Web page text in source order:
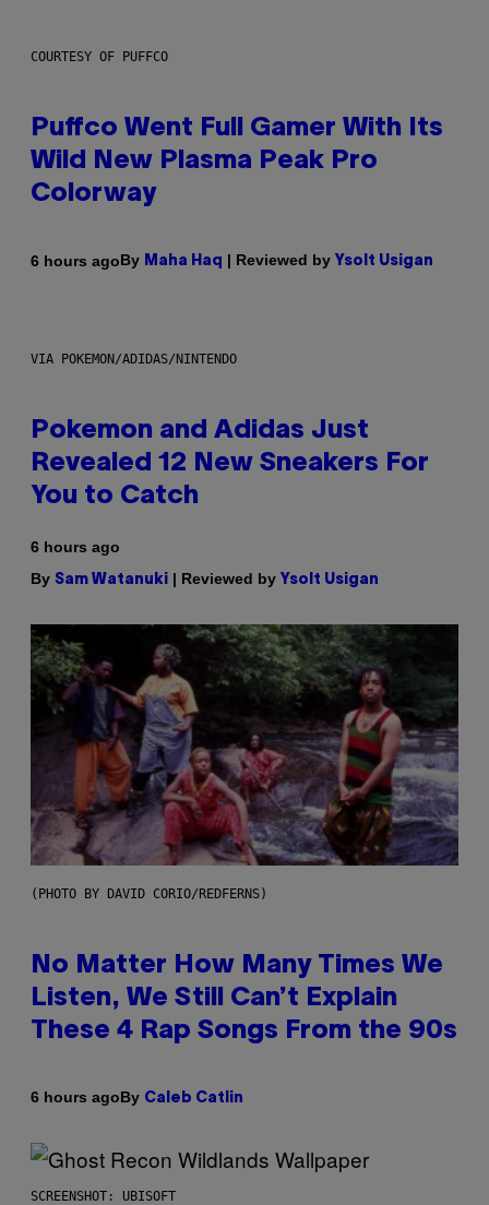
COURTESY OF PUFFCO
Puffco Went Full Gamer With Its
Wild New Plasma Peak Pro
Colorway
6 hours agoBy Maha Haq | Reviewed by Ysolt Usigan
VIA POKEMON/ADIDAS/NINTENDO
Pokemon and Adidas Just
Revealed 12 New Sneakers For
You to Catch
6 hours ago
By Sam Watanuki | Reviewed by Ysolt Usigan
(PHOTO BY DAVID CORIO/REDFERNS)
No Matter How Many Times We
Listen, We Still Can’t Explain
These 4 Rap Songs From the 90s
6 hours agoBy Caleb Catlin
SCREENSHOT: UBISOFT